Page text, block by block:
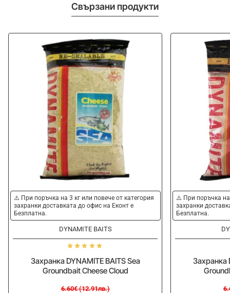
Свързани продукти
-10%
⚠️ При поръчка на 3 кг или повече от категория
захранки доставката до офис на Еконт е
Безплатна.
DYNAMITE BAITS
Захранка DYNAMITE BAITS Sea
Groundbait Cheese Cloud
6.60€ (12.91лв.)
-10%
⚠️ При поръчка на
захранки
Безплатна.
Захранка